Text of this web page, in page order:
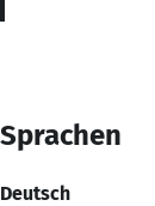
Sprachen
Deutsch